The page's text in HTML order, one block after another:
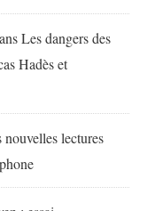
Les dangers des
Hadès et
nouvelles lectures